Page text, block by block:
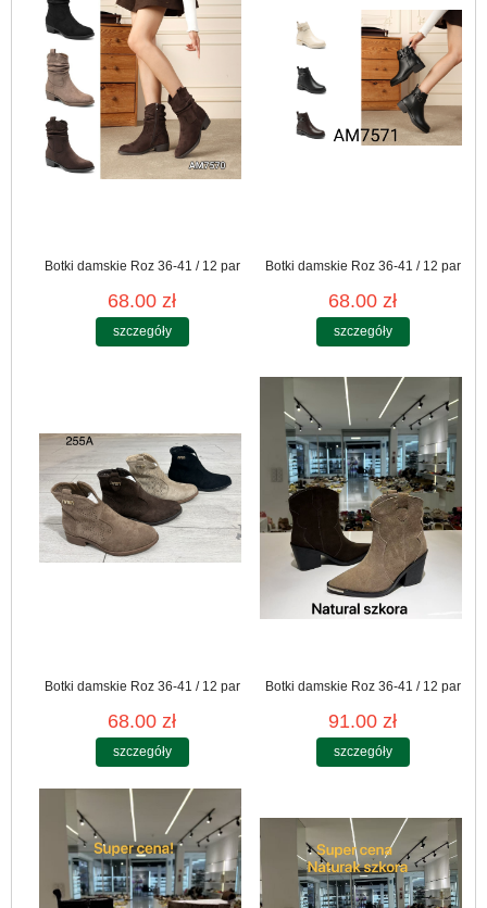
Botki damskie Roz 36-41 / 12 par
68.00 zł
szczegóły
Botki damskie Roz 36-41 / 12 par
68.00 zł
szczegóły
Botki damskie Roz 36-41 / 12 par
68.00 zł
szczegóły
Botki damskie Roz 36-41 / 12 par
91.00 zł
szczegóły